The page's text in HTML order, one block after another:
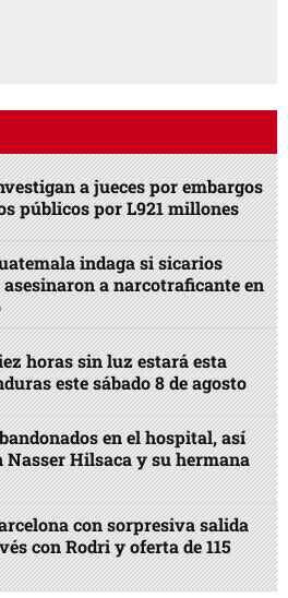
a jueces por embargos
públicos por L921 millones
indaga si sicarios
a narcotraficante en
horas sin luz estará esta
este sábado 8 de agosto
en el hospital, así
Nasser Hilsaca y su hermana
con sorpresiva salida
con Rodri y oferta de 115